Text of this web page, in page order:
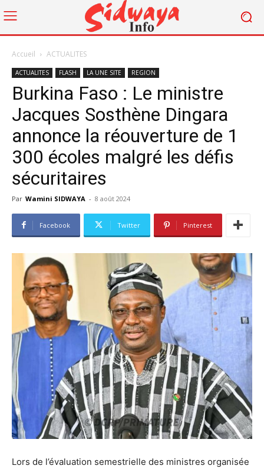
Accueil ACTUALITES
ACTUALITES FLASH LA UNE SITE REGION
Burkina Faso : Le ministre
Jacques Sosthène Dingara
annonce la réouverture de 1
300 écoles malgré les défis
sécuritaires
Par Wamini SIDWAYA - 8 août 2024
Facebook Twitter Pinterest
Lors de l’évaluation semestrielle des ministres organisée